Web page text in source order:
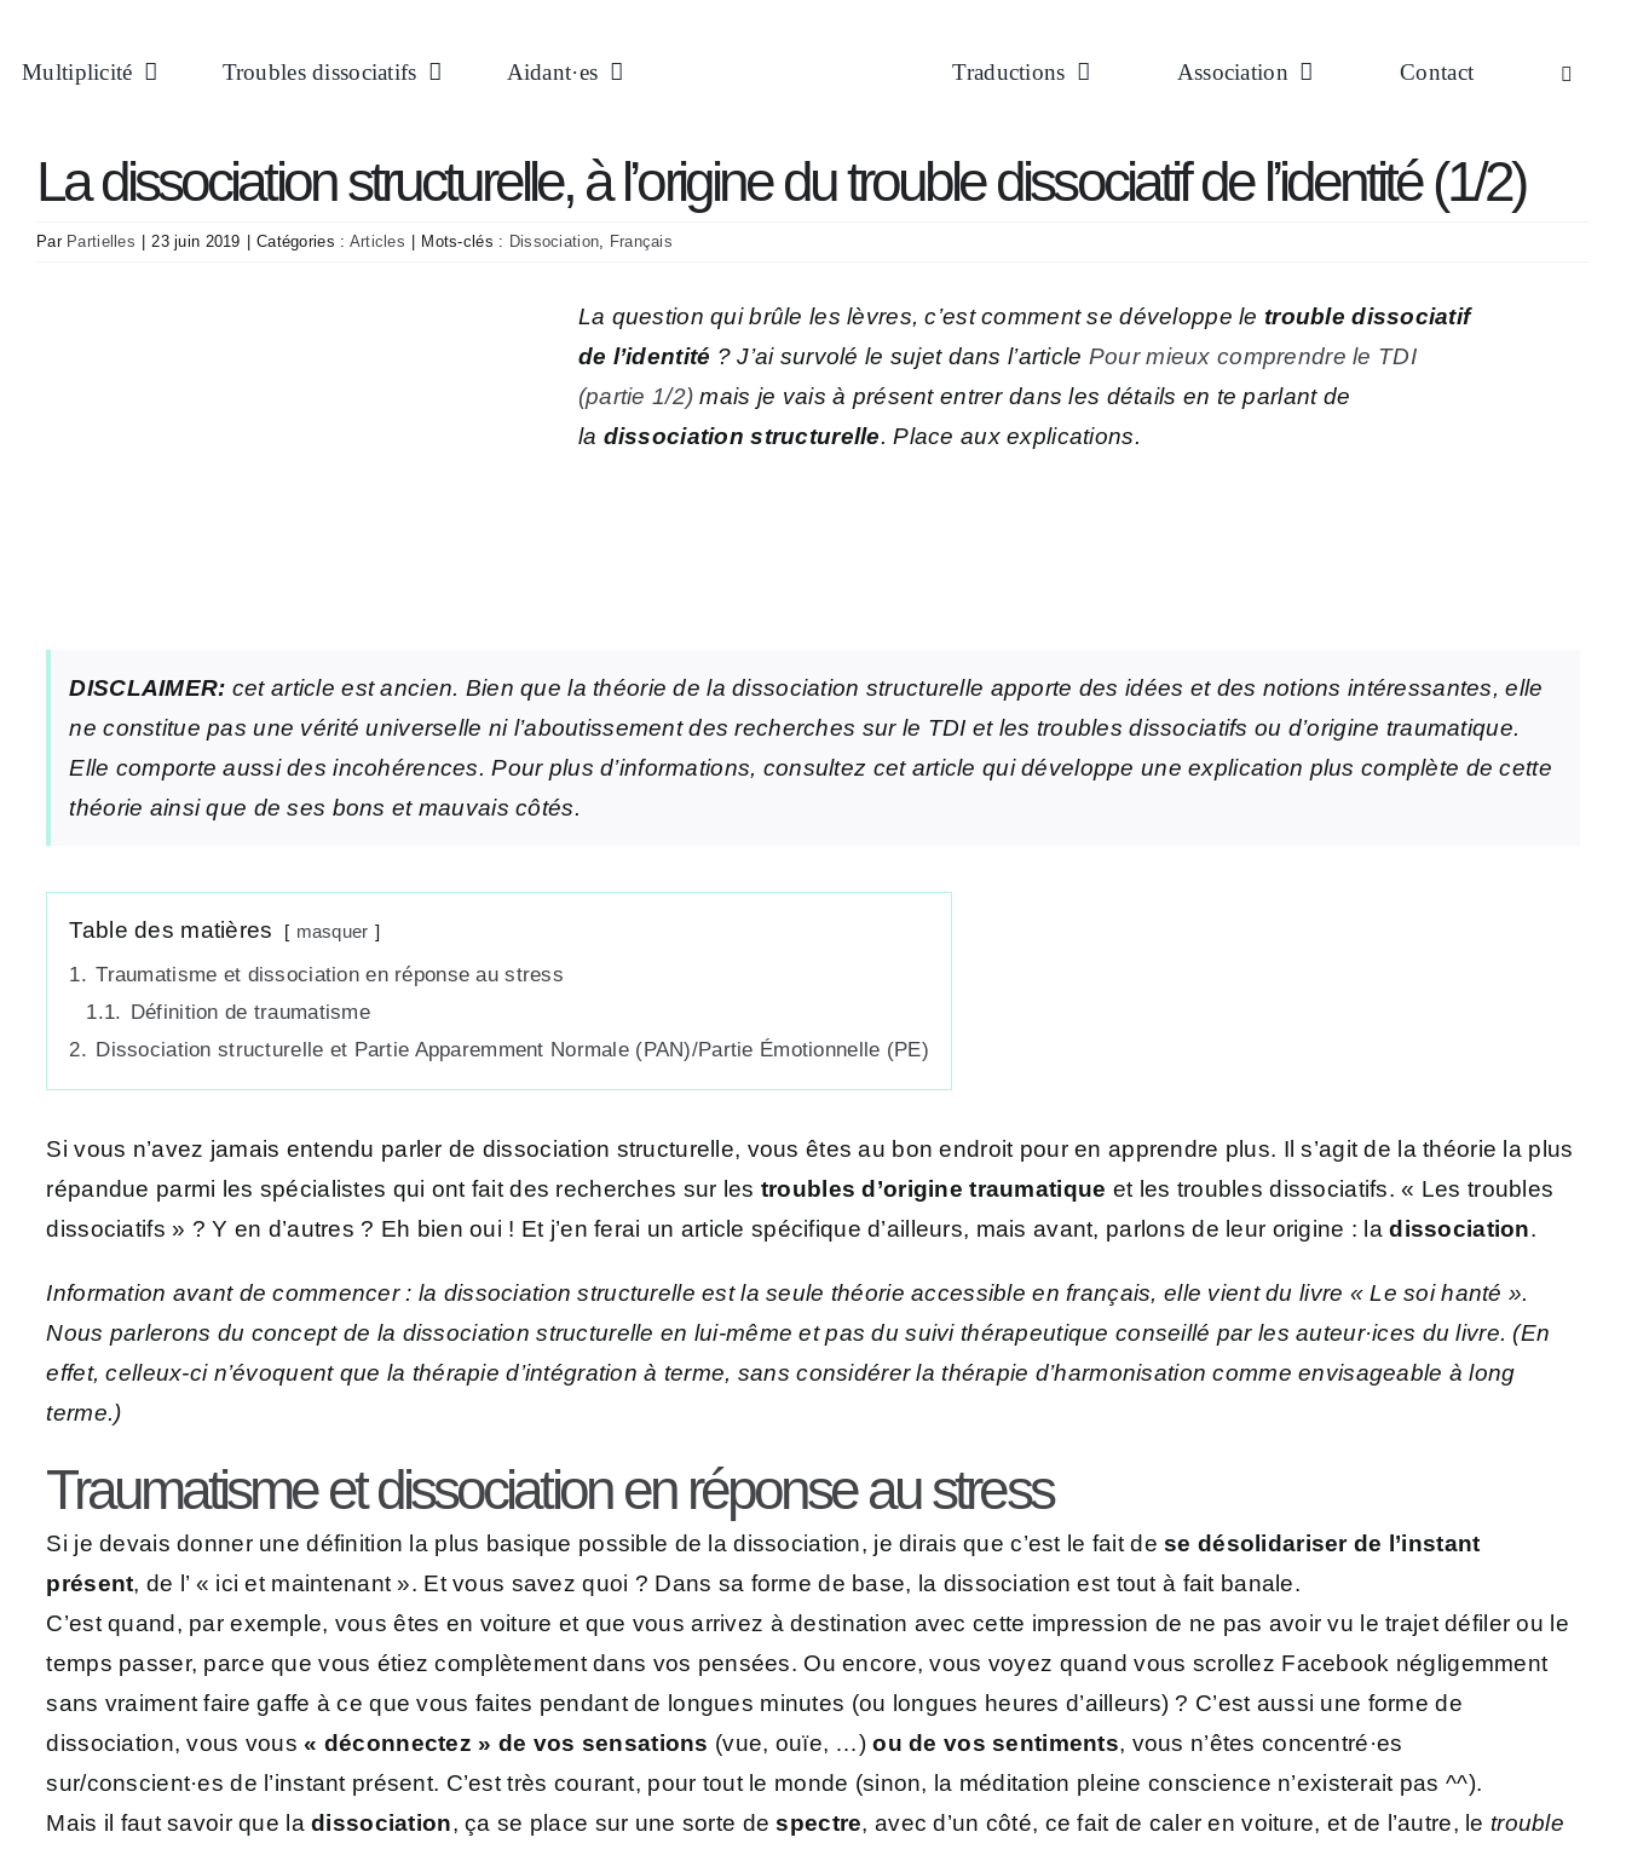
au
Multiplicité Troubles dissociatifs Aidant·es Traductions Association Contact
La dissociation structurelle, à l’origine du trouble dissociatif de l’identité (1/2)
Par Partielles 23 juin 2019 Catégories : Articles Mots-clés : Dissociation, Français
La question qui brûle les lèvres, c’est comment se développe le trouble dissociatif
de l’identité ? J’ai survolé le sujet dans l’article Pour mieux comprendre le TDI
(partie 1/2) mais je vais à présent entrer dans les détails en te parlant de
la dissociation structurelle. Place aux explications.
DISCLAIMER: cet article est ancien. Bien que la théorie de la dissociation structurelle apporte des idées et des notions intéressantes, elle
ne constitue pas une vérité universelle ni l’aboutissement des recherches sur le TDI et les troubles dissociatifs ou d’origine traumatique.
Elle comporte aussi des incohérences. Pour plus d’informations, consultez cet article qui développe une explication plus complète de cette
théorie ainsi que de ses bons et mauvais côtés.
Table des matières masquer
1. Traumatisme et dissociation en réponse au stress
1.1.
Définition de traumatisme
2. Dissociation structurelle et Partie Apparemment Normale (PAN)/Partie Émotionnelle (PE)
Si vous n’avez jamais entendu parler de dissociation structurelle, vous êtes au bon endroit pour en apprendre plus. Il s’agit de la théorie la plus
répandue parmi les spécialistes qui ont fait des recherches sur les troubles d’origine traumatique et les troubles dissociatifs. « Les troubles
dissociatifs » ? Y en d’autres ? Eh bien oui ! Et j’en ferai un article spécifique d’ailleurs, mais avant, parlons de leur origine : ladissociation.
Information avant de commencer : la dissociation structurelle est la seule théorie accessible en français, elle vient du livre « Le soi hanté ».
Nous parlerons du concept de la dissociation structurelle en lui-même et pas du suivi thérapeutique conseillé par les auteur·ices du livre. (En
effet, celleux-ci n’évoquent que la thérapie d’intégration à terme, sans considérer la thérapie d’harmonisation comme envisageable à long
terme.)
Traumatisme et dissociation en réponse au stress
Si je devais donner une définition la plus basique possible de la dissociation, je dirais que c’est le fait dese désolidariser de l’instant
présent, de l’ « ici et maintenant ». Et vous savez quoi ? Dans sa forme de base, la dissociation est tout à fait banale.
C’est quand, par exemple, vous êtes en voiture et que vous arrivez à destination avec cette impression de ne pas avoir vu le trajet défiler ou le
temps passer, parce que vous étiez complètement dans vos pensées. Ou encore, vous voyez quand vous scrollez Facebook négligemment
sans vraiment faire gaffe à ce que vous faites pendant de longues minutes (ou longues heures d’ailleurs) ? C’est aussi une forme de
dissociation, vous vous« déconnectez » de vos sensations (vue, ouïe, …)ou de vos sentiments, vous n’êtes concentré·es
sur/conscient·es de l’instant présent. C’est très courant, pour tout le monde (sinon, la méditation pleine conscience n’existerait pas ^^).
Mais il faut savoir que ladissociation, ça se place sur une sorte despectre, avec d’un côté, ce fait de caler en voiture, et de l’autre, le trouble